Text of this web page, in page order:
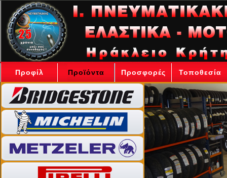
Προφίλ Προϊόντα Προσφορές Τοποθεσία